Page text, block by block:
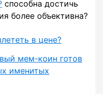
способна достичь
более объективна?
в цене?
мем-коин готов
именитых